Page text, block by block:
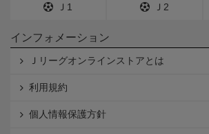
Ｊ1 Ｊ2
インフォメーション
Ｊリーグオンラインストアとは
利用規約
個人情報保護方針